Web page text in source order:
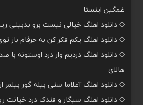
غمگین اینستا
دانلود اهنگ خیالی نیست برو بدبینی
دانلود اهنگ یکم فکر کن به حرفام باز
دانلود اهنگ دردیم وار درد اوستونه با
هالای
دانلود اهنگ آغلاما سنی بیله گور بیلمر
دانلود اهنگ سیگار و فندک درد